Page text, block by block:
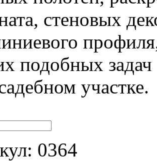
стеновых
подобных
участке.
0364